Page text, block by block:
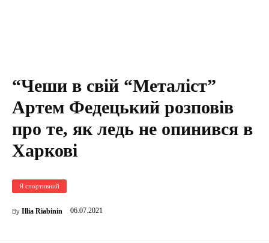
“Чеши в свій “Металіст”
Артем Федецький розповів
про те, як ледь не опинився в
Харкові
Я спортивний
By Illia Riabinin 06.07.2021